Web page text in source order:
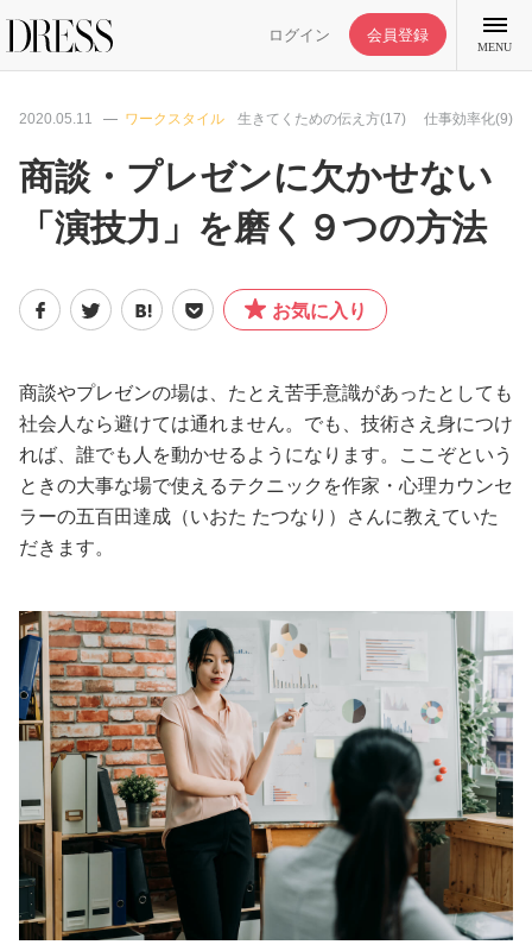
ログイン 会員登録
MENU
特集記事
DRESS部活
ファッション
恋愛/結婚/離婚
ワークスタイル
妊娠/出産/家族
ココロ/カラダ
グルメ
トラベル
2020.05.11 ワークスタイル 生きてくための伝え方(17) 仕事効率化(9)
商談・プレゼンに欠かせない
「演技力」を磨く９つの方法
お気に入り
商談やプレゼンの場は、たとえ苦手意識があったとしても
社会人なら避けては通れません。でも、技術さえ身につけ
れば、誰でも人を動かせるようになります。ここぞという
ときの大事な場で使えるテクニックを作家・心理カウンセ
ラーの五百田達成（いおた たつなり）さんに教えていた
だきます。